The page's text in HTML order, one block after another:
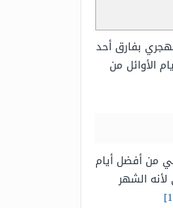
بفارق أحد
الأيام الأوائل من
من أفضل أيام
الشهر